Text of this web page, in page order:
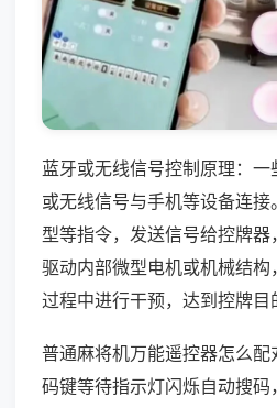
蓝牙或无线信号控制原理：
或无线信号与手机等设备连
型等指令，发送信号给控牌
驱动内部微型电机或机械结
过程中进行干预，达到控牌目
普通麻将机万能遥控器怎么
码键等待指示灯闪烁自动搜